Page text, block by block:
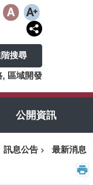
搜尋
區域開發
公開資訊
訊息公告 最新消息